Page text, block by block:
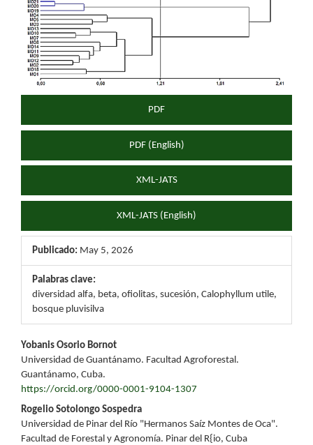
PDF
PDF (English)
XML-JATS
XML-JATS (English)
Publicado: May 5, 2026
Palabras clave:
diversidad alfa, beta, ofiolitas, sucesión, Calophyllum utile,
bosque pluvisilva
Contenido
principal
del
artículo
Yobanis Osorio Bornot
Universidad de Guantánamo. Facultad Agroforestal.
Guantánamo, Cuba.
https://orcid.org/0000-0001-9104-1307
Rogelio Sotolongo Sospedra
Universidad de Pinar del Río "Hermanos Saíz Montes de Oca".
Facultad de Forestal y Agronomía. Pinar del R{io, Cuba